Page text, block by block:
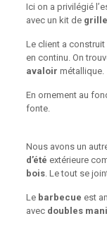
Ici on a privilégié
avec un kit de grille
Le client a construit
en continu. On
avaloir métallique.
En ornement au
fonte.
Nous avons un
d’été extérieure
bois. Le tout se
Le barbecue est
avec doubles